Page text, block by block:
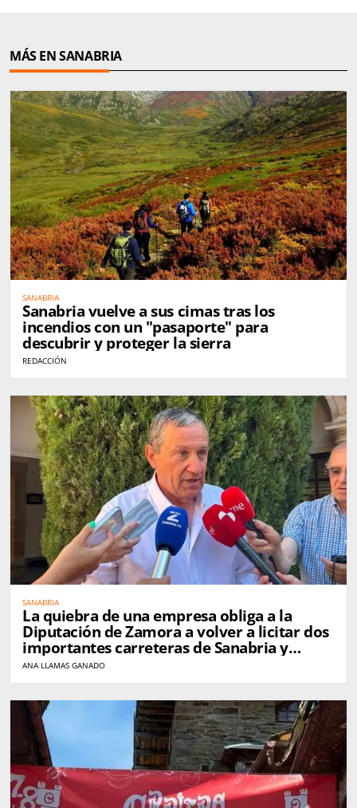
MÁS EN SANABRIA
SANABRIA
Sanabria vuelve a sus cimas tras los
incendios con un "pasaporte" para
descubrir y proteger la sierra
REDACCIÓN
SANABRIA
La quiebra de una empresa obliga a la
Diputación de Zamora a volver a licitar dos
importantes carreteras de Sanabria y
Carballeda
ANA LLAMAS GANADO